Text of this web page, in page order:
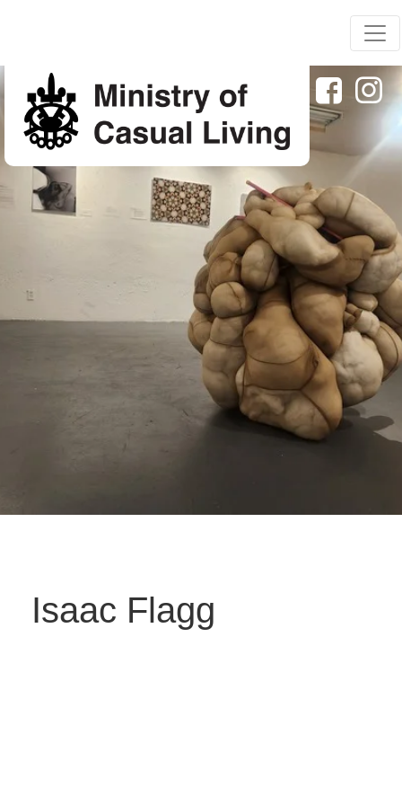
Isaac Flagg